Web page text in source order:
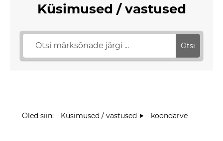
Küsimused / vastused
Otsi
Oled siin: Küsimused / vastused koondarve